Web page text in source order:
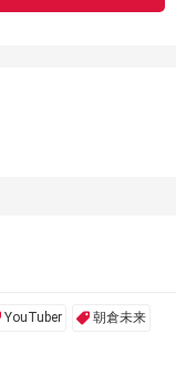
YouTuber 朝倉未来